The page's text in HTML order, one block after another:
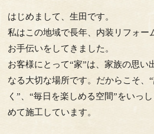
はじめまして、生田です。
私はこの地域で長年、内装リフォー
お手伝いをしてきました。
お客様にとって“家”は、家族の思い
なる大切な場所です。だからこそ、
く”、“毎日を楽しめる空間”をいっ
めて施工しています。